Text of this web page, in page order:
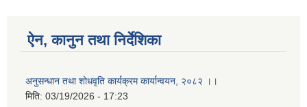
ऐन, कानुन तथा निर्देशिका
अनुसन्धान तथा शोधवृति कार्यक्रम कार्यान्वयन, २०८२ ।।
मिति: 03/19/2026 - 17:23